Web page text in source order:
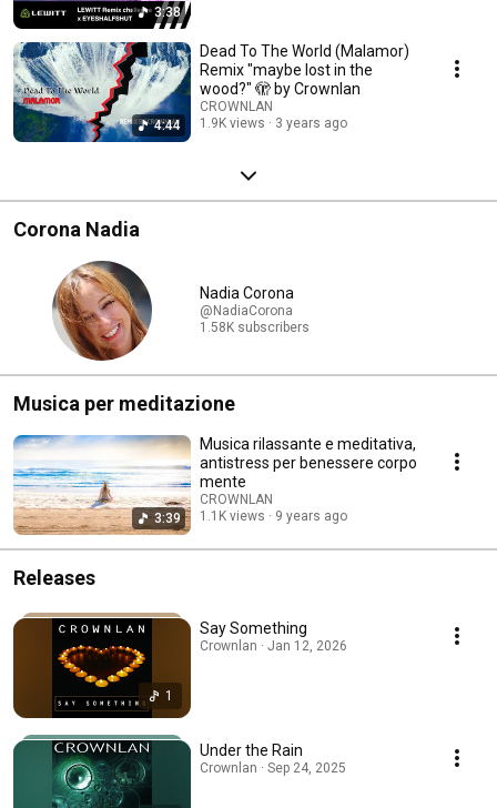
3:38
4:44
Dead To The World (Malamor)
Remix "maybe lost in the
wood?" 🫣 by Crownlan
CROWNLAN
1.9K views
3 years ago
Corona Nadia
Nadia Corona
@NadiaCorona
1.58K subscribers
Musica per meditazione
3:39
Musica rilassante e meditativa,
antistress per benessere corpo
mente
CROWNLAN
1.1K views
9 years ago
Releases
1
Say Something
Crownlan · Jan 12, 2026
Under the Rain
Crownlan · Sep 24, 2025